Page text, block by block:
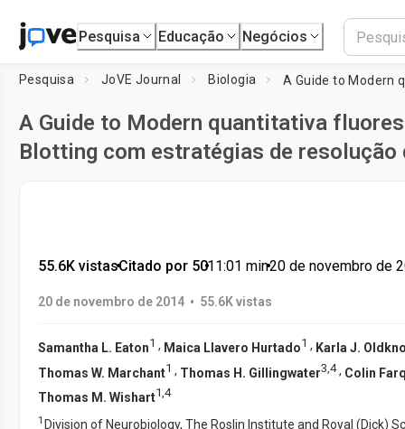
Pesquisa Educação Negócios
Pesquisa JoVE Journal Biologia
A Guide to Modern quantitativa
Blotting com estratégias de resolução
55.6K vistas•Citado por 50•11:01 min•20 de novembro de
20 de novembro de 2014 • 55.6K vistas
Samantha L. Eaton1 , Maica Llavero Hurtado1 , Karla J.
Thomas W. Marchant1 , Thomas H. Gillingwater3 4, Colin
Thomas M. Wishart1,4
1 Division of Neurobiology, The Roslin Institute and Royal (Dick)